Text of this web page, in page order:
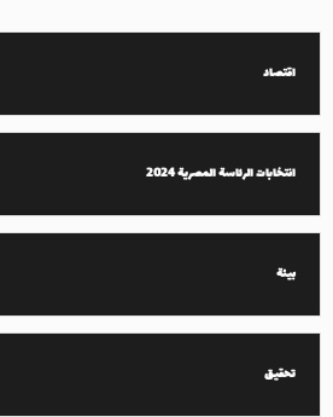
اقتصاد
انتخابات الرئاسة المصرية 2024
بيئة
تحقيق